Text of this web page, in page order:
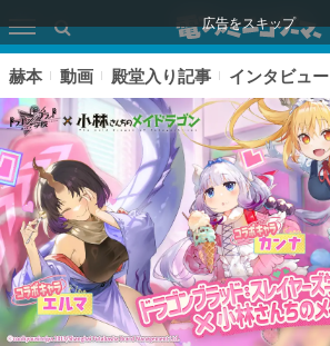
広告をスキップ
赫本 動画 殿堂入り記事 インタビュー